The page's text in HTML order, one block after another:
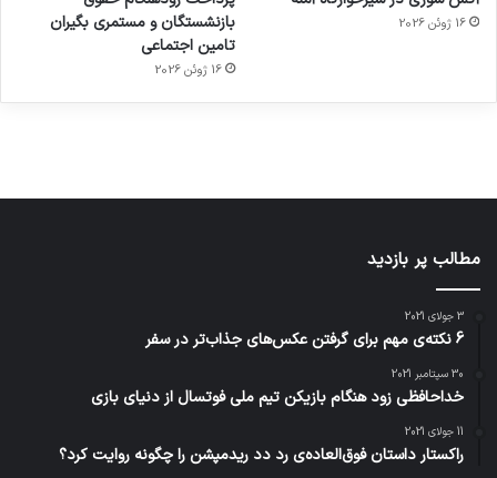
16 ژوئن 2026
بازنشستگان و مستمری بگیران
تامین اجتماعی
16 ژوئن 2026
کشف
توسط
…
هوشمند
توسط
ژاکت
در
2023
توسط
مطالب پر بازدید
3 جولای 2021
6 نکته‌ی مهم برای گرفتن عکس‌های جذاب‌تر در سفر
30 سپتامبر 2021
خداحافظی زود هنگام بازیکن تیم ملی فوتسال از دنیای بازی
11 جولای 2021
راکستار داستان فوق‌العاده‌ی رد دد ریدمپشن را چگونه روایت کرد؟